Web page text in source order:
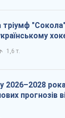
тріумф
1,6 т.
2026–2028
прогнозів